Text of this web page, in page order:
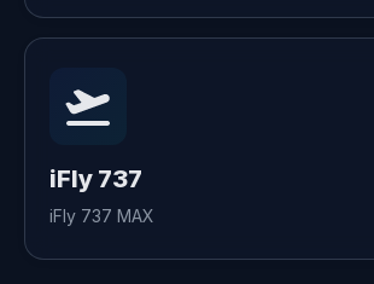
iFly 737
iFly 737 MAX